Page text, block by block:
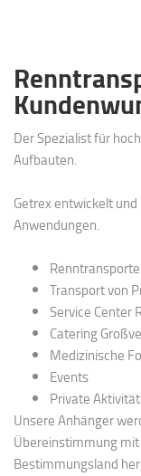
Der Spezialist für
Aufbauten.
Getrex entwickelt
Anwendungen.
Transport von
Service Center
Catering
Medizinische
Events
Private
Unsere Anhänger
Übereinstimmung
Bestimmungsland